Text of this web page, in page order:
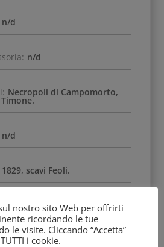
n/d
n/d
Necropoli di Campomorto,
n/d
1829, scavi Feoli.
n/d
n/d
nostro sito Web per offrirti
ricordando le tue
le visite. Cliccando “Accetta”
i cookie.